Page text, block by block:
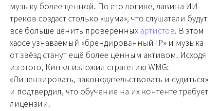
музыку более ценной. По его логике, лавина ИИ-
треков создаст столько «шума», что слушатели будут
всё больше ценить проверенных артистов. В этом
хаосе узнаваемый «брендированный IP» и музыка
от звёзд станут ещё более ценным активом. Исходя
из этого, Кинкл изложил стратегию WMG:
«Лицензировать, законодательствовать и судиться»
и подтвердил, что обучение на их контенте требует
лицензии.